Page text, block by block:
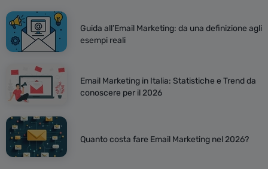
Guida all’Email Marketing: da una definizione agli
esempi reali
Email Marketing in Italia: Statistiche e Trend da
conoscere per il 2026
Quanto costa fare Email Marketing nel 2026?